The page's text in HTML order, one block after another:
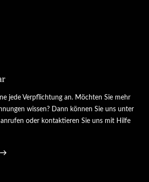
jede Verpflichtung an. Möchten Sie mehr
wissen? Dann können Sie uns unter
oder kontaktieren Sie uns mit Hilfe